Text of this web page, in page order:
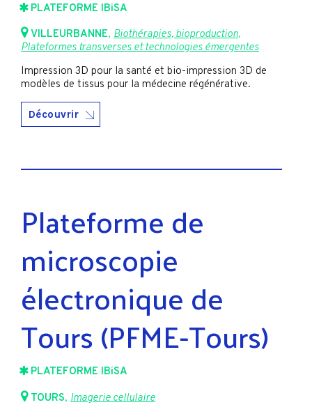
PLATEFORME IBiSA
VILLEURBANNE, Biothérapies, bioproduction,
Plateformes transverses et technologies émergentes
Impression 3D pour la santé et bio-impression 3D de
modèles de tissus pour la médecine régénérative.
Découvrir
Plateforme de
microscopie
électronique de
Tours (PFME-Tours)
PLATEFORME IBiSA
TOURS, Imagerie cellulaire